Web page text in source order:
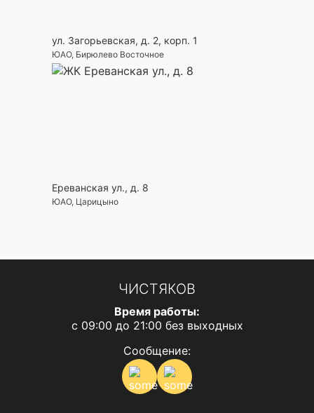
ул. Загорьевская, д. 2, корп. 1
ЮАО, Бирюлево Восточное
Ереванская ул., д. 8
ЮАО, Царицыно
ЧИСТЯКОВ
Время работы:
с 09:00 до 21:00 без выходных
Сообщение: